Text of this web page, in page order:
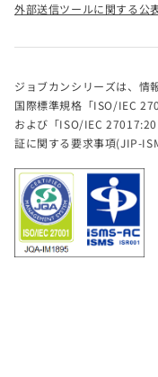
外部送信ツールに関する公
ジョブカンシリーズは、情
国際標準規格「ISO/IEC
および「ISO/IEC
証に関する要求事項(JIP-